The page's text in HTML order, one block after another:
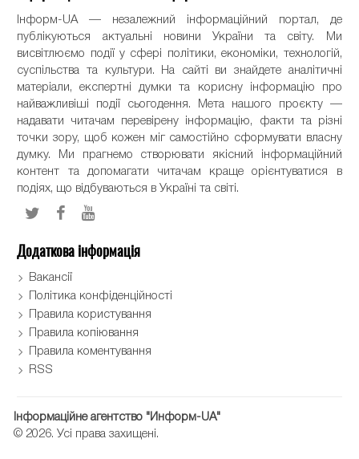
Інформ-UA — незалежний інформаційний портал, де
публікуються актуальні новини України та світу. Ми
висвітлюємо події у сфері політики, економіки, технологій,
суспільства та культури. На сайті ви знайдете аналітичні
матеріали, експертні думки та корисну інформацію про
найважливіші події сьогодення. Мета нашого проєкту —
надавати читачам перевірену інформацію, факти та різні
точки зору, щоб кожен міг самостійно сформувати власну
думку. Ми прагнемо створювати якісний інформаційний
контент та допомагати читачам краще орієнтуватися в
подіях, що відбуваються в Україні та світі.
Додаткова інформація
Вакансії
Політика конфіденційності
Правила користування
Правила копіювання
Правила коментування
RSS
Інформаційне агентство "Информ-UA"
© 2026. Усі права захищені.